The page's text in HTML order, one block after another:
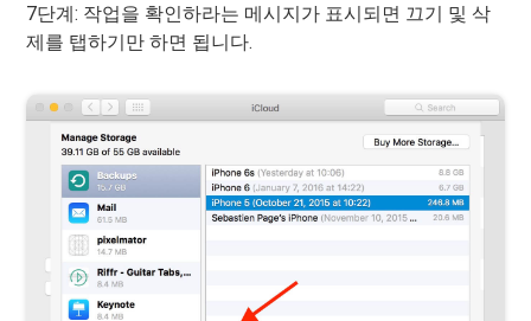
7단계: 작업을 확인하라는 메시지가 표시되면 끄기 및 삭
제를 탭하기만 하면 됩니다.